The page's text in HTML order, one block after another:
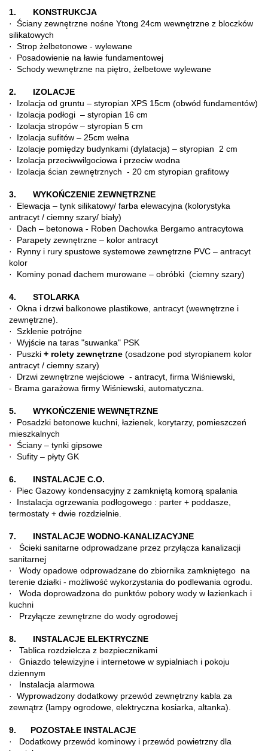
1. KONSTRUKCJA
· Ściany zewnętrzne nośne Ytong 24cm wewnętrzne z bloczków
silikatowych
· Strop żelbetonowe - wylewane
· Posadowienie na ławie fundamentowej
· Schody wewnętrzne na piętro, żelbetowe wylewane
2. IZOLACJE
· Izolacja od gruntu – styropian XPS 15cm (obwód fundamentów)
· Izolacja podłogi – styropian 16 cm
· Izolacja stropów – styropian 5 cm
· Izolacja sufitów – 25cm wełna
· Izolacje pomiędzy budynkami (dylatacja) – styropian 2 cm
· Izolacja przeciwwilgociowa i przeciw wodna
· Izolacja ścian zewnętrznych - 20 cm styropian grafitowy
3. WYKOŃCZENIE ZEWNĘTRZNE
· Elewacja – tynk silikatowy/ farba elewacyjna (kolorystyka
antracyt / ciemny szary/ biały)
· Dach – betonowa - Roben Dachowka Bergamo antracytowa
· Parapety zewnętrzne – kolor antracyt
· Rynny i rury spustowe systemowe zewnętrzne PVC – antracyt
kolor
· Kominy ponad dachem murowane – obróbki (ciemny szary)
4. STOLARKA
· Okna i drzwi balkonowe plastikowe, antracyt (wewnętrzne i
zewnętrzne).
· Szklenie potrójne
· Wyjście na taras "suwanka" PSK
· Puszki + rolety zewnętrzne (osadzone pod styropianem kolor
antracyt / ciemny szary)
· Drzwi zewnętrzne wejściowe - antracyt, firma Wiśniewski,
- Brama garażowa firmy Wiśniewski, automatyczna.
5. WYKOŃCZENIE WEWNĘTRZNE
· Posadzki betonowe kuchni, łazienek, korytarzy, pomieszczeń
mieszkalnych
·
Ściany – tynki gipsowe
· Sufity – płyty GK
6. INSTALACJE C.O.
· Piec Gazowy kondensacyjny z zamkniętą komorą spalania
· Instalacja ogrzewania podłogowego : parter + poddasze,
termostaty + dwie rozdzielnie.
7. INSTALACJE WODNO-KANALIZACYJNE
· Ścieki sanitarne odprowadzane przez przyłącza kanalizacji
sanitarnej
· Wody opadowe odprowadzane do zbiornika zamkniętego na
terenie działki - możliwość wykorzystania do podlewania ogrodu.
· Woda doprowadzona do punktów pobory wody w łazienkach i
kuchni
· Przyłącze zewnętrzne do wody ogrodowej
8. INSTALACJE ELEKTRYCZNE
· Tablica rozdzielcza z bezpiecznikami
· Gniazdo telewizyjne i internetowe w sypialniach i pokoju
dziennym
· Instalacja alarmowa
· Wyprowadzony dodatkowy przewód zewnętrzny kabla za
zewnątrz (lampy ogrodowe, elektryczna kosiarka, altanka).
9. POZOSTAŁE INSTALACJE
· Dodatkowy przewód kominowy i przewód powietrzny dla